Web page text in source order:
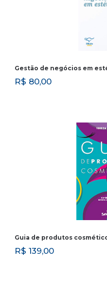
Gestão de negócios em
R$ 80,00
Guia de produtos
R$ 139,00